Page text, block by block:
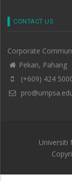
CONTACT US
Corporate
Pekan, Pahang
(+609) 424
Universiti